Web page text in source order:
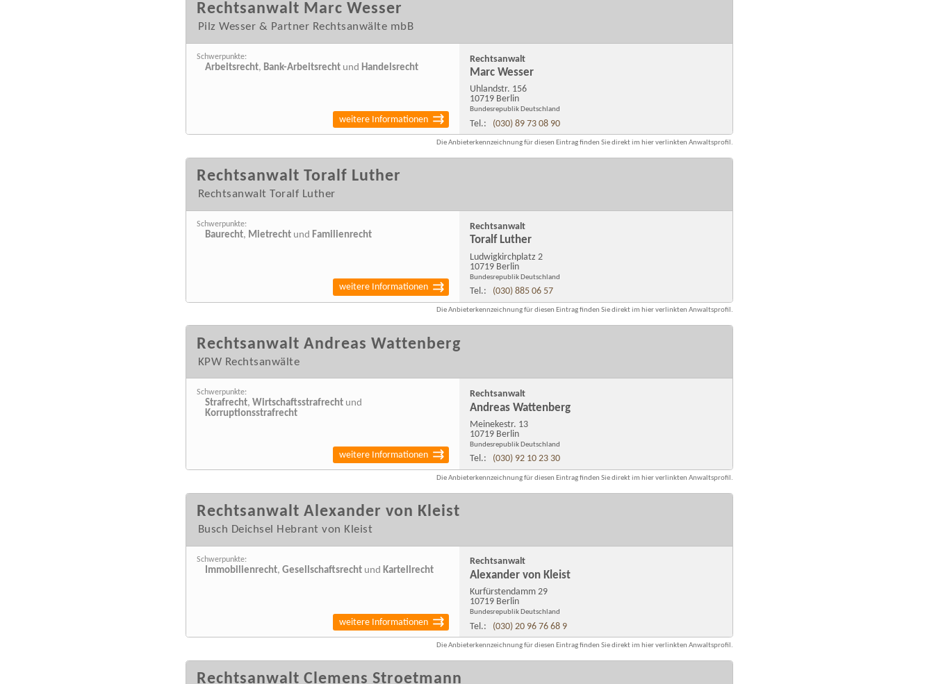
Rechtsanwalt Marc Wesser
Pilz Wesser & Partner Rechtsanwälte mbB
Rechtsanwalt
Marc Wesser
Uhlandstr. 156
10719 Berlin
Bundesrepublik Deutschland
Tel.: (030) 89 73 08 90
Schwerpunkte:
Arbeitsrecht, Bank-Arbeitsrecht und Handelsrecht
weitere Informationen
Die Anbieterkennzeichnung für diesen Eintrag finden Sie direkt im hier verlinkten Anwaltsprofil.
Rechtsanwalt Toralf Luther
Rechtsanwalt Toralf Luther
Rechtsanwalt
Toralf Luther
Ludwigkirchplatz 2
10719 Berlin
Bundesrepublik Deutschland
Tel.: (030) 885 06 57
Schwerpunkte:
Baurecht, Mietrecht undFamilienrecht
weitere Informationen
Die Anbieterkennzeichnung für diesen Eintrag finden Sie direkt im hier verlinkten Anwaltsprofil.
Rechtsanwalt Andreas Wattenberg
KPW Rechtsanwälte
Rechtsanwalt
Andreas Wattenberg
Meinekestr. 13
10719 Berlin
Bundesrepublik Deutschland
Tel.: (030) 92 10 23 30
Schwerpunkte:
Strafrecht,Wirtschaftsstrafrecht und
Korruptionsstrafrecht
weitere Informationen
Die Anbieterkennzeichnung für diesen Eintrag finden Sie direkt im hier verlinkten Anwaltsprofil.
Rechtsanwalt Alexander von Kleist
Busch Deichsel Hebrant von Kleist
Rechtsanwalt
Alexander von Kleist
Kurfürstendamm 29
10719 Berlin
Bundesrepublik Deutschland
Tel.: (030) 20 96 76 68 9
Schwerpunkte:
Immobilienrecht,Gesellschaftsrecht und Kartellrecht
weitere Informationen
Die Anbieterkennzeichnung für diesen Eintrag finden Sie direkt im hier verlinkten Anwaltsprofil.
Rechtsanwalt Clemens Stroetmann